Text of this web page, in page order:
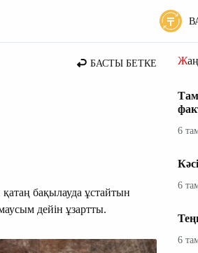
БАСТЫ БЕТКЕ
бақылауда ұстайтын
дейін ұзартты.
6
6
6